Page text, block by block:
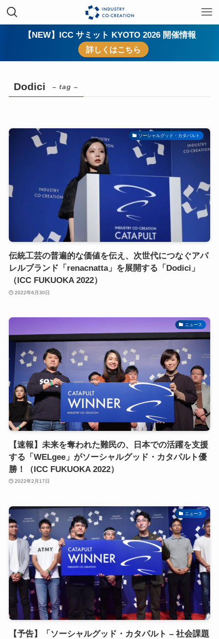
【NEW】ICC サミット KYOTO 2026 開催情報
詳しくはこちら
Dodici – tag –
ソーシャルグッド・カタパルト
伝統工芸の普遍的な価値を伝え、次世代につなぐアパ
レルブランド「renacnatta」を展開する「Dodici」
（ICC FUKUOKA 2022）
2022年6月30日
ニュース
【速報】未来を奪われた難民の、日本での活躍を支援
する「WELgee」がソーシャルグッド・カタパルト優
勝！（ICC FUKUOKA 2022）
2022年2月17日
ニュース
【予告】「ソーシャルグッド・カタパルト – 社会課題